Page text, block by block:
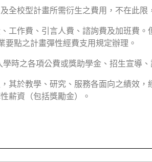
全校型計畫所需衍生之費用，不在此
工作費、引言人費、諮詢費及加班費
點之計畫彈性經費支用規定辦理。
時之各項公費或獎助學金、招生宣導
其於教學、研究、服務各面向之績效
薪資（包括獎勵金）。